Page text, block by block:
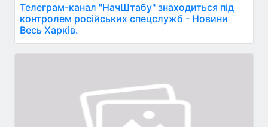
Телеграм-канал "НачШтабу" знаходиться під
контролем російських спецслужб - Новини
Весь Харків.